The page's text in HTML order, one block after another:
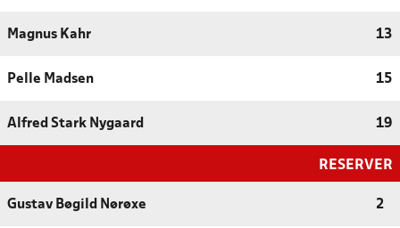
Magnus Kahr 13
Pelle Madsen 15
Alfred Stark Nygaard 19
RESERVER
Gustav Bøgild Nørøxe 2